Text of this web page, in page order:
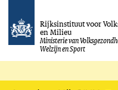
Rijksinstituut voor
en Milieu
Ministerie van
Welzijn en Sport